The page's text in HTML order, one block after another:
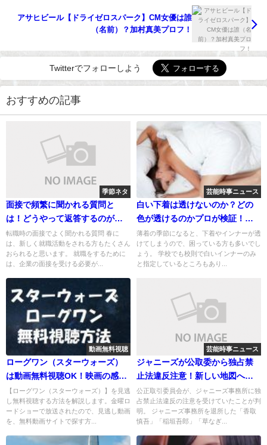
アサヒビール【ドライゼロスパーク】CM女優は誰
（名前）？加村真美プロフ！
Twitterでフォローしよう
おすすめの記事
季節ネタ
面接で頻繁に聞かれる質問と
は！どうやって返答するのが正
しい？
転職時の面接でよく聞かれる質問 春に
は、新しく就職活動をされる方もたくさん
おられると思います。 就職をするために
は、企業の面接を受ける必要が...
芸能時事ニュース
白い下着は透けないのか？どの
色が透けるのかプロが検証！紺
ピンクは？
薄着の季節になると、下着やインナーが透
けてしまうので、困っている方も多いでし
ょう。 学校でも校則で白いインナーのみ
と指定しているところもあり...
動画無料視聴
ローグワン（スターウォーズ）
は動画無料視聴OK！映画の感想
やネタバレ！
【ローグワン（スターウォーズ）】を見逃
し無料視聴する方法を解説します。金曜ロ
ードショーで放送されたので、見逃し動画
を、無料動画サイトで探す方...
芸能時事ニュース
ジャニーズが公取委から独占禁
止法違反注意！新しい地図へ圧
力は事実！
公正取引委員会が、ジャニーズ事務所に独
占禁止法違反の注意を受けていたことが判
明。 ジャニーズ事務所を退所した「香取
慎吾」「稲垣吾郎」「草なぎ...